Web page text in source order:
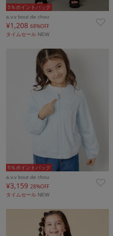
5％ポイントバック
a.v.v bout de chou
¥1,208 68%OFF
タイムセール NEW
5％ポイントバック
a.v.v bout de chou
¥3,159 28%OFF
タイムセール NEW